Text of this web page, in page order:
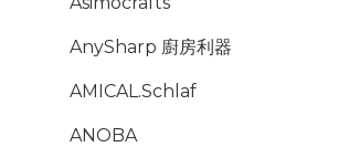
AnySharp 廚房利器
AMICAL.Schlaf
ANOBA